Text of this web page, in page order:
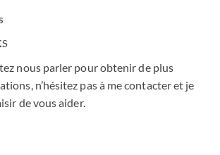
nous parler pour obtenir de plus
n’hésitez pas à me contacter et je
de vous aider.